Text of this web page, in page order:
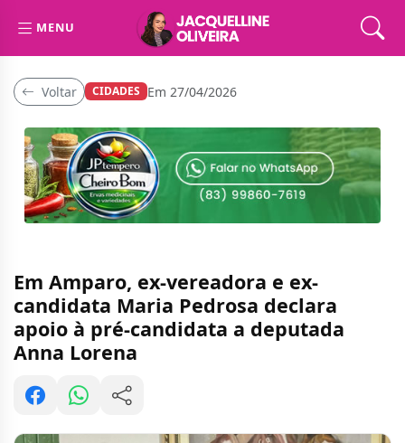
MENU
Voltar CIDADES Em 27/04/2026
Em Amparo, ex-vereadora e ex-
candidata Maria Pedrosa declara
apoio à pré-candidata a deputada
Anna Lorena